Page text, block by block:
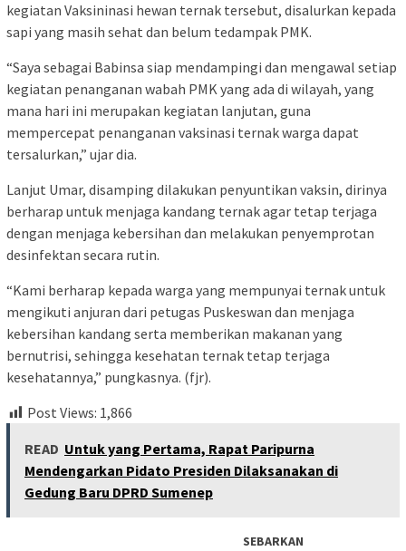
kegiatan Vaksininasi hewan ternak tersebut, disalurkan kepada
sapi yang masih sehat dan belum tedampak PMK.
“Saya sebagai Babinsa siap mendampingi dan mengawal setiap
kegiatan penanganan wabah PMK yang ada di wilayah, yang
mana hari ini merupakan kegiatan lanjutan, guna
mempercepat penanganan vaksinasi ternak warga dapat
tersalurkan,” ujar dia.
Lanjut Umar, disamping dilakukan penyuntikan vaksin, dirinya
berharap untuk menjaga kandang ternak agar tetap terjaga
dengan menjaga kebersihan dan melakukan penyemprotan
desinfektan secara rutin.
“Kami berharap kepada warga yang mempunyai ternak untuk
mengikuti anjuran dari petugas Puskeswan dan menjaga
kebersihan kandang serta memberikan makanan yang
bernutrisi, sehingga kesehatan ternak tetap terjaga
kesehatannya,” pungkasnya. (fjr).
Post Views: 1,866
READ Untuk yang Pertama, Rapat Paripurna
Mendengarkan Pidato Presiden Dilaksanakan di
Gedung Baru DPRD Sumenep
SEBARKAN